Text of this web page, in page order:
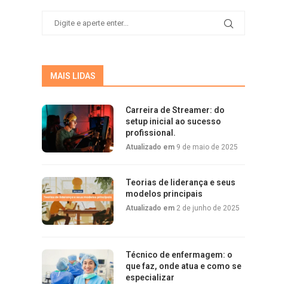
MAIS LIDAS
Carreira de Streamer: do
setup inicial ao sucesso
profissional.
Atualizado em 9 de maio de 2025
Teorias de liderança e seus
modelos principais
Atualizado em 2 de junho de 2025
Técnico de enfermagem: o
que faz, onde atua e como se
especializar